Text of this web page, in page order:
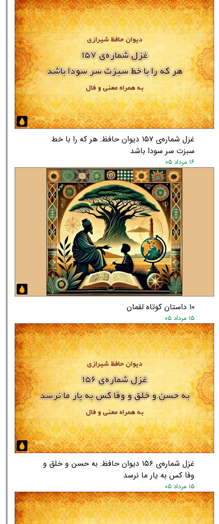
★★
غزل شماره‌ی ۱۵۷ دیوان حافظ: هر که را با خط
سبزت سر سودا باشد
۱۶ مرداد ۰۵
۱۰ داستان کوتاه لقمان
۱۵ مرداد ۰۵
غزل شماره‌ی ۱۵۶ دیوان حافظ: به حسن و خلق و
وفا کس به یار ما نرسد
۱۵ مرداد ۰۵